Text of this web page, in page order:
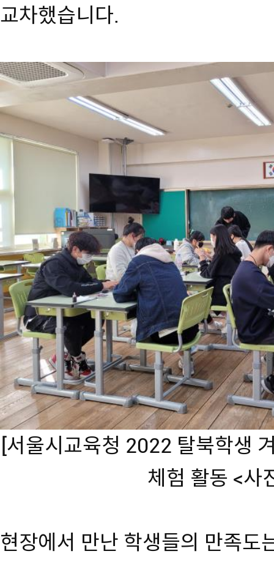
교차했습니다.
[서울시교육청 2022 탈북학생
체험 활동 <사
현장에서 만난 학생들의 만족도